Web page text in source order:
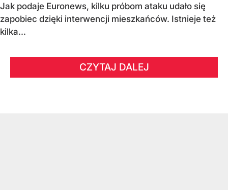
Jak podaje Euronews, kilku próbom ataku udało się
zapobiec dzięki interwencji mieszkańców. Istnieje też
kilka...
CZYTAJ DALEJ